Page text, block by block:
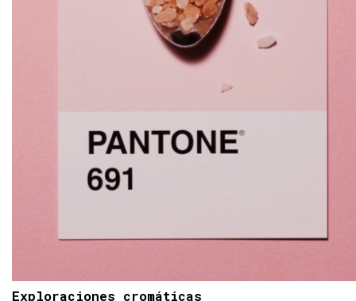
Exploraciones cromáticas